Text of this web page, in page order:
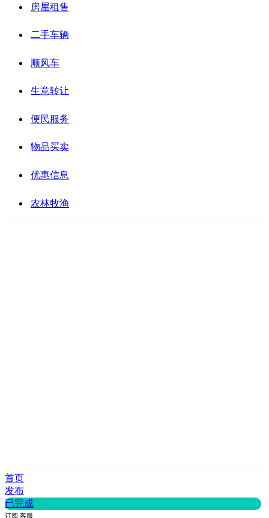
房屋租售
二手车辆
顺风车
生意转让
便民服务
物品买卖
优惠信息
农林牧渔
首页
发布
已完成
订阅 客服